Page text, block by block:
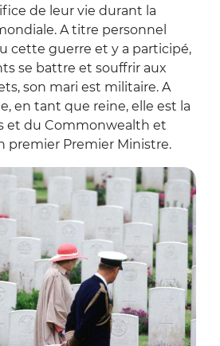
de leur vie durant la
A titre personnel
cette guerre et y a participé,
se battre et souffrir aux
son mari est militaire. A
en tant que reine, elle est la
et du Commonwealth et
premier Premier Ministre.